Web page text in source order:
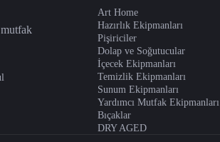
Art Home
Hazırlık Ekipmanları
Pişiriciler
Dolap ve Soğutucular
İçecek Ekipmanları
Temizlik Ekipmanları
Sunum Ekipmanları
Yardımcı Mutfak Ekipmanları
Bıçaklar
DRY AGED